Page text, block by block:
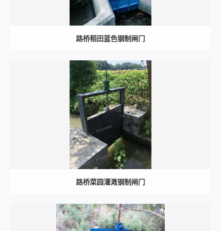
路桥稻田蓝色钢制闸门
路桥菜园灌溉钢制闸门